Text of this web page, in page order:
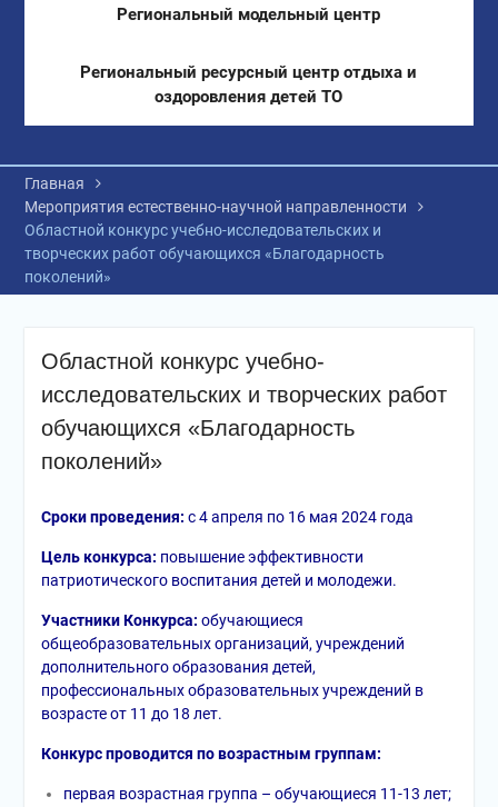
Региональный модельный центр
Региональный ресурсный центр отдыха и
оздоровления детей ТО
Главная
Мероприятия естественно-научной направленности
Областной конкурс учебно-исследовательских и
творческих работ обучающихся «Благодарность
поколений»
Областной конкурс учебно-
исследовательских и творческих работ
обучающихся «Благодарность
поколений»
Сроки проведения: с 4 апреля по 16 мая 2024 года
Цель конкурса: повышение эффективности
патриотического воспитания детей и молодежи.
Участники Конкурса: обучающиеся
общеобразовательных организаций, учреждений
дополнительного образования детей,
профессиональных образовательных учреждений в
возрасте от 11 до 18 лет.
Конкурс проводится по возрастным группам:
первая возрастная группа – обучающиеся 11-13 лет;